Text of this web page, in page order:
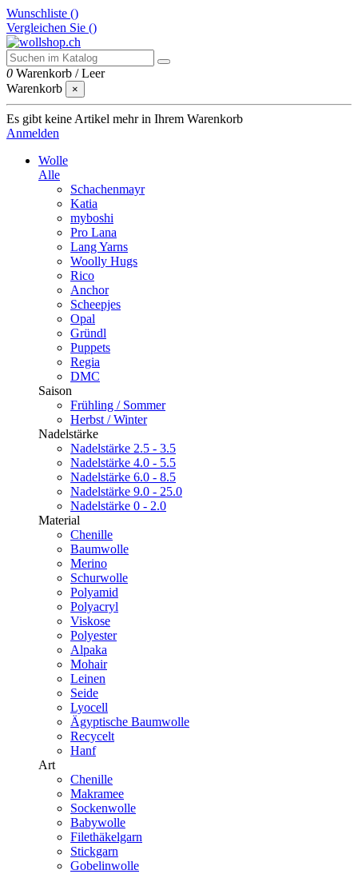
Wunschliste ()
Vergleichen Sie ()
0 Warenkorb /Leer
Warenkorb
×
Es gibt keine Artikel mehr in Ihrem Warenkorb
Anmelden
Wolle
Alle
Schachenmayr
Katia
myboshi
Pro Lana
Lang Yarns
Woolly Hugs
Rico
Anchor
Scheepjes
Opal
Gründl
Puppets
Regia
DMC
Saison
Frühling / Sommer
Herbst / Winter
Nadelstärke
Nadelstärke 2.5 - 3.5
Nadelstärke 4.0 - 5.5
Nadelstärke 6.0 - 8.5
Nadelstärke 9.0 - 25.0
Nadelstärke 0 - 2.0
Material
Chenille
Baumwolle
Merino
Schurwolle
Polyamid
Polyacryl
Viskose
Polyester
Alpaka
Mohair
Leinen
Seide
Lyocell
Ägyptische Baumwolle
Recycelt
Hanf
Art
Chenille
Makramee
Sockenwolle
Babywolle
Filethäkelgarn
Stickgarn
Gobelinwolle